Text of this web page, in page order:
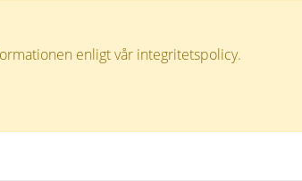
enligt vår integritetspolicy.